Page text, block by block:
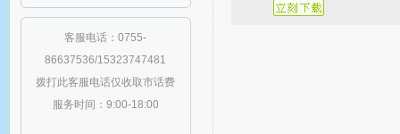
客服电话：0755-
86637536/15323747481
拨打此客服电话仅收取市话费
服务时间：9:00-18:00